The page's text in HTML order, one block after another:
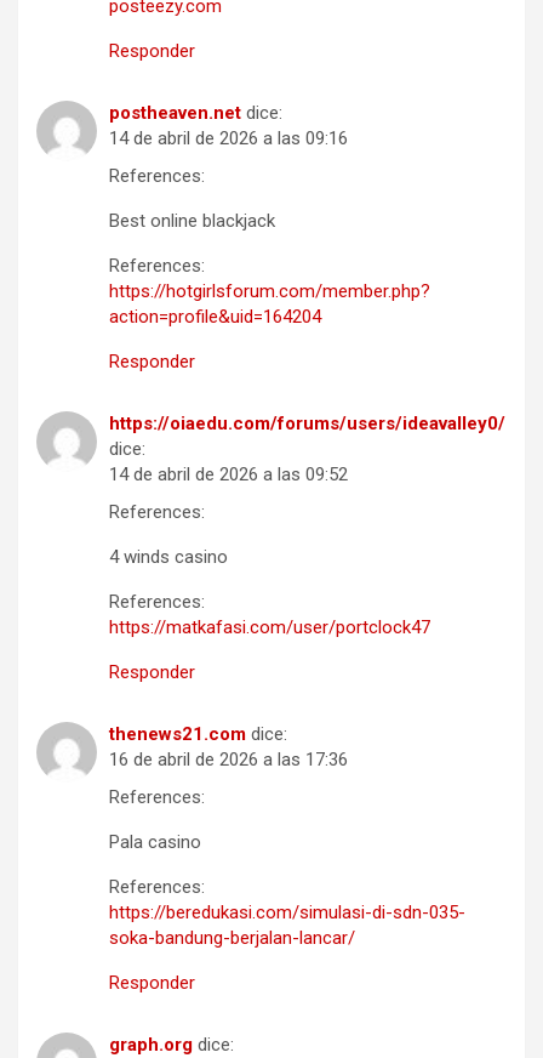
posteezy.com
Responder
postheaven.net dice:
14 de abril de 2026 a las 09:16
References:
Best online blackjack
References:
https://hotgirlsforum.com/member.php?
action=profile&uid=164204
Responder
https://oiaedu.com/forums/users/ideavalley0/
dice:
14 de abril de 2026 a las 09:52
References:
4 winds casino
References:
https://matkafasi.com/user/portclock47
Responder
thenews21.com dice:
16 de abril de 2026 a las 17:36
References:
Pala casino
References:
https://beredukasi.com/simulasi-di-sdn-035-
soka-bandung-berjalan-lancar/
Responder
graph.org dice: